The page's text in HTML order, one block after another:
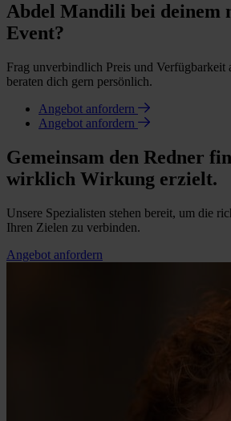
Abdel Mandili bei deinem
Event?
Frag unverbindlich Preis und Verfügbarkeit
beraten dich gern persönlich.
Angebot anfordern
Angebot anfordern
Gemeinsam den Redner
wirklich Wirkung erzielt.
Unsere Spezialisten stehen bereit, um die
Ihren Zielen zu verbinden.
Angebot anfordern